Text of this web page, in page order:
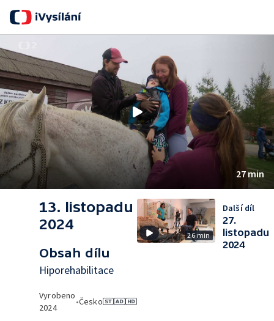
27 min
13. listopadu
2024
Obsah dílu
Hiporehabilitace
Vyrobeno
2024
•Česko
26 min
Další díl
27.
listopadu
2024